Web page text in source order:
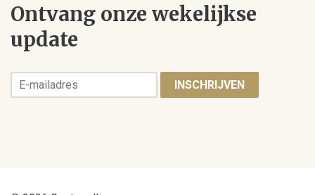
Ontvang onze wekelijkse
update
INSCHRIJVEN